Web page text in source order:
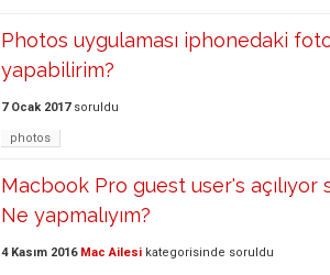
Photos uygulaması iphonedaki
yapabilirim?
7 Ocak 2017 soruldu
photos
Macbook Pro guest user's açılıyor
Ne yapmalıyım?
4 Kasım 2016 Mac Ailesi kategorisinde soruldu